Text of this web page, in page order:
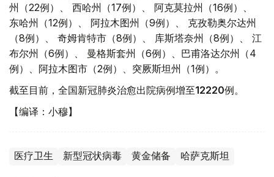
州（22例）、 西哈州（17例）、 阿克莫拉州（16例）、
东哈州（12例）、 阿拉木图州（9例）、 克孜勒奥尔达州
（8例）、 奇姆肯特市（8例）、 库斯塔奈州（8例）、 江
布尔州（6例）、 曼格斯套州（6例）、巴甫洛达尔州（4
例）、阿拉木图市（2例）、突厥斯坦州（1例）。
截至目前，全国新冠肺炎治愈出院病例增至12220例。
【编译：小穆】
医疗卫生 新型冠状病毒 黄金储备 哈萨克斯坦